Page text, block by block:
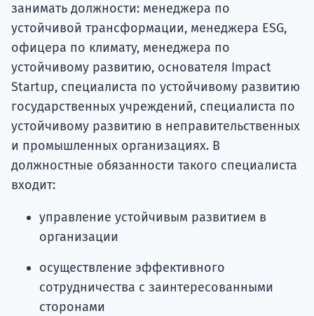
занимать должности: менеджера по
устойчивой трансформации, менеджера ESG,
офицера по климату, менеджера по
устойчивому развитию, основателя Impact
Startup, специалиста по устойчивому развитию
государственных учреждений, специалиста по
устойчивому развитию в неправительственных
и промышленных организациях. В
должностные обязанности такого специалиста
входит:
управление устойчивым развитием в
организации
осуществление эффективного
сотрудничества с заинтересованными
сторонами